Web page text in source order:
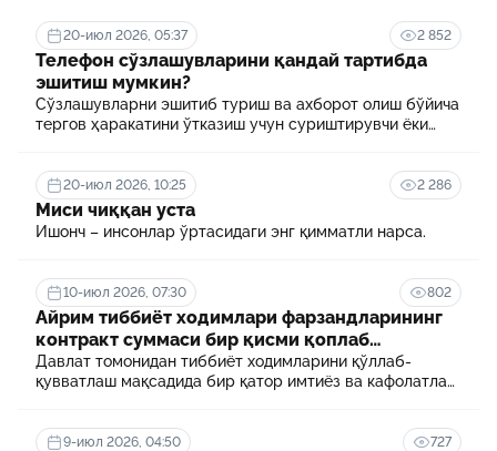
20-июл 2026, 05:37 2 852
Телефон сўзлашувларини қандай тартибда
эшитиш мумкин?
Сўзлашувларни эшитиб туриш ва ахборот олиш бўйича
тергов ҳаракатини ўтказиш учун суриштирувчи ёки
20-июл 2026, 10:25 2 286
Миси чиққан уста
Ишонч – инсонлар ўртасидаги энг қимматли нарса.
10-июл 2026, 07:30 802
Айрим тиббиёт ходимлари фарзандларининг
контракт суммаси бир қисми қоплаб
берилади
Давлат томонидан тиббиёт ходимларини қўллаб-
қувватлаш мақсадида бир қатор имтиёз ва кафолатлар
муассасасида ўқиш учун тўланадиган контракт
9-июл 2026, 04:50 727